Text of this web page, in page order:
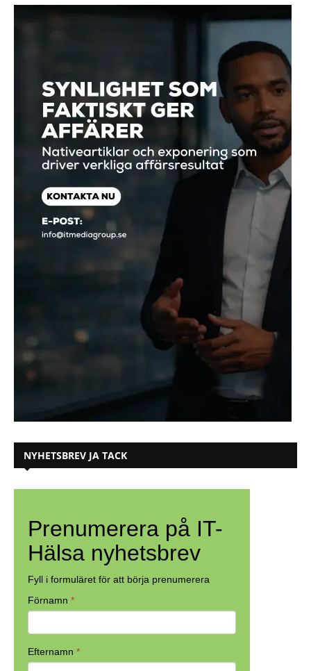
NYHETSBREV JA TACK